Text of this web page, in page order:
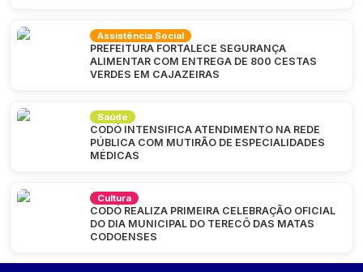
Assistência Social
PREFEITURA FORTALECE SEGURANÇA
ALIMENTAR COM ENTREGA DE 800 CESTAS
VERDES EM CAJAZEIRAS
Saúde
CODÓ INTENSIFICA ATENDIMENTO NA REDE
PÚBLICA COM MUTIRÃO DE ESPECIALIDADES
MÉDICAS
Cultura
CODÓ REALIZA PRIMEIRA CELEBRAÇÃO OFICIAL
DO DIA MUNICIPAL DO TERECÔ DAS MATAS
CODOENSES